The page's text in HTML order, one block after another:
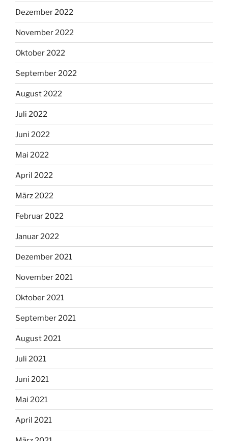
Dezember 2022
November 2022
Oktober 2022
September 2022
August 2022
Juli 2022
Juni 2022
Mai 2022
April 2022
März 2022
Februar 2022
Januar 2022
Dezember 2021
November 2021
Oktober 2021
September 2021
August 2021
Juli 2021
Juni 2021
Mai 2021
April 2021